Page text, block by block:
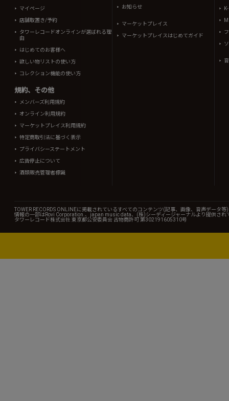
マイページ
店舗取置き/予約
タワーレコードオンラインが選ばれる理
由
はじめてのお客様へ
欲しい物リストの使い方
コレクション機能の使い方
規約、その他
メンバーズ利用規約
オンライン利用規約
マーケットプレイス利用規約
特定商取引法に基づく表示
プライバシーステートメント
広告停止について
酒類販売管理者標識
お知らせ
マーケットプレイス
マーケットプレイスはじめてガイド
TOWER RECORDS ONLINEに掲載されているすべてのコンテンツ(記事、画像、音声データ
情報の一部はRovi Corporation.、japan music data、(株)シーディージャーナルより提供され
タワーレコード株式会社 東京都公安委員会 古物商許可 第302191605310号